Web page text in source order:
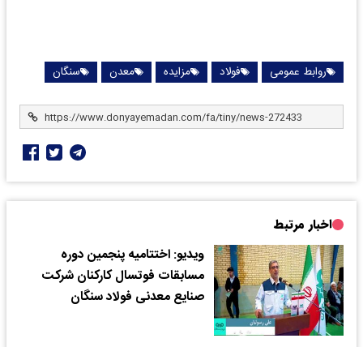
روابط عمومی فولاد مزایده معدن سنگان
اخبار مرتبط
ویدیو: اختتامیه پنجمین دوره
مسابقات فوتسال کارکنان شرکت
صنایع معدنی فولاد سنگان